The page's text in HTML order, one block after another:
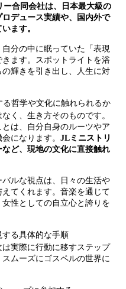
ー合同会社は、日本最大級の
デュース実績や、国内外で
ます。
分の中に眠っていた「表現
ます。スポットライトを浴
輝きを引き出し、人生に対
哲学や文化に触れられるか
く、生き方そのものです。
は、自分自身のルーツやア
になります。 JLミニストリ
ど、現地の文化に直接触れ
ルな視点は、日々の生活や
てくれます。音楽を通じて
性としての自立心と誇りを
る具体的な手順
実際に行動に移すステップ
ムーズにゴスペルの世界に